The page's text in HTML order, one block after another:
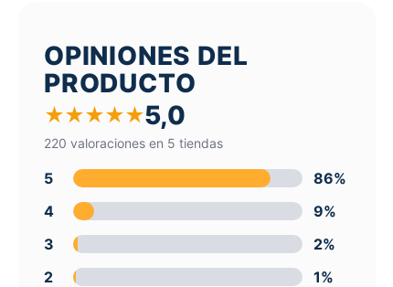
OPINIONES DEL
PRODUCTO
★★★★★5,0
220 valoraciones en 5 tiendas
5
86%
4
9%
3
2%
2
1%